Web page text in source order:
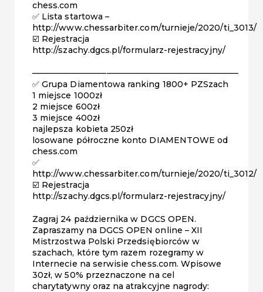
chess.com
✅ Lista startowa –
http://www.chessarbiter.com/turnieje/2020/ti_3013/
☑️ Rejestracja
http://szachy.dgcs.pl/formularz-rejestracyjny/
—————————————————————————
✅ Grupa Diamentowa ranking 1800+ PZSzach
1 miejsce 1000zł
2 miejsce 600zł
3 miejsce 400zł
najlepsza kobieta 250zł
losowane półroczne konto DIAMENTOWE od
chess.com
✅
http://www.chessarbiter.com/turnieje/2020/ti_3012/
☑️ Rejestracja
http://szachy.dgcs.pl/formularz-rejestracyjny/
Zagraj 24 października w DGCS OPEN.
Zapraszamy na DGCS OPEN online – XII
Mistrzostwa Polski Przedsiębiorców w
szachach, które tym razem rozegramy w
Internecie na serwisie chess.com. Wpisowe
30zł, w 50% przeznaczone na cel
charytatywny oraz na atrakcyjne nagrody: